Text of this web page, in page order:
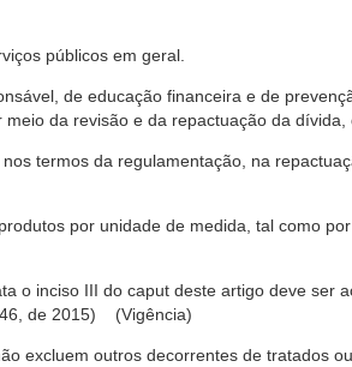
públicos em geral.
de educação financeira e de
meio da revisão e da repactuação da
nos termos da regulamentação, na
por unidade de medida, tal
o inciso III do caput deste artigo deve ser
de 2015) (Vigência)
excluem outros decorrentes de tratados